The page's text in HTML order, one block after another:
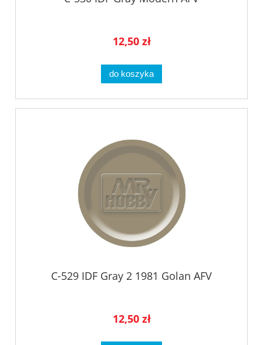
12,50 zł
do koszyka
C-529 IDF Gray 2 1981 Golan AFV
12,50 zł